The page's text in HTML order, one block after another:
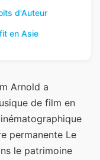
d'Auteur
en Asie
Arnold a
de film en
permanente Le
le patrimoine